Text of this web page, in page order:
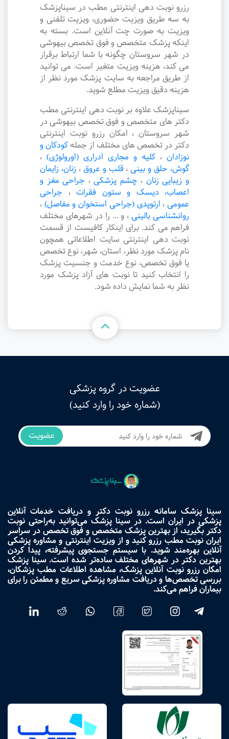
رزرو نوبت دهی اینترنتی مطب در سیناپزشک
به سه طریق ویزیت حضوری، ویزیت تلفنی و
ویزیت به صورت چت آنلاین است. بسته به
اینکه پزشک متخصص و فوق تخصص بیهوشی
در شهر سروستان چگونه با شما ارتباط برقرار
می کند، هزینه ویزیت متغیر است. می توانید
از طریق مراجعه به سایت پزشک مورد نظر از
هزینه دقیق ویزیت مطلع شوید.
سیناپزشک علاوه بر نوبت دهی اینترنتی مطب
دکتر های متخصص و فوق تخصص بیهوشی در
شهر سروستان ، امکان رزرو نوبت اینترنتی
دکتر در تخصص های مختلف از جملهکودکان و
نوزادان ، کلیه و مجاری ادراری (اورولوژی) ،
گوش، حلق و بینی ، قلب و عروق ، زنان، زایمان
و زیبایی زنان ، چشم پزشکی ، جراحی مغز و
اعصاب، دیسک و ستون فقرات ، جراحی
عمومی ، ارتوپدی (جراحی استخوان و مفاصل) ،
روانشناسی بالینی ، و ... را در شهرهای مختلف
فراهم می کند. برای اینکار کافیست از قسمت
نوبت دهی اینترنتی سایت اطلاعاتی همچون
نام پزشک مورد نظر، استان، شهر، نوع تخصص
یا فوق تخصص، نوع خدمت و جنسیت پزشک
را انتخاب کنید تا نوبت های آزاد پزشک مورد
نظر به شما نمایش داده شود.
عضویت در گروه پزشکی
(شماره خود را وارد کنید)
عضویت
سینا پزشک سامانه رزرو نوبت دکتر و دریافت خدمات آنلاین
پزشکی در ایران است. در سینا پزشک می‌توانید به‌راحتی نوبت
دکتر بگیرید، از بهترین پزشک متخصص و فوق تخصص در سراسر
ایران نوبت مطب رزرو کنید و از ویزیت اینترنتی و مشاوره پزشکی
آنلاین بهره‌مند شوید. با سیستم جستجوی پیشرفته، پیدا کردن
بهترین دکتر در شهرهای مختلف ساده‌تر شده است. سینا پزشک
امکان رزرو نوبت آنلاین پزشک، مشاهده اطلاعات مطب پزشکان،
بررسی تخصص‌ها و دریافت مشاوره پزشکی سریع و مطمئن را برای
بیماران فراهم می‌کند.